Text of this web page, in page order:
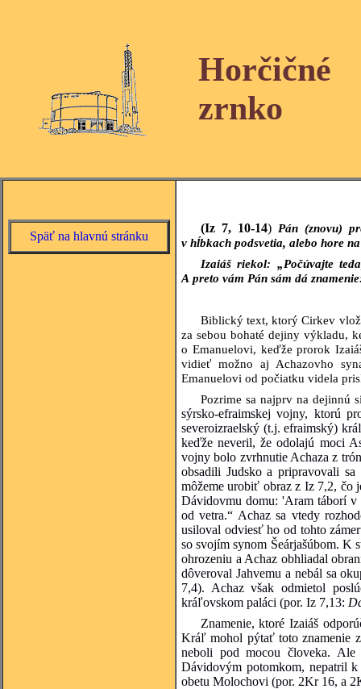
Horčičné
zrnko
Späť na hlavnú stránku
(Iz 7, 10-14) Pán (znovu)
v hĺbkach podsvetia, alebo hore
Izaiáš riekol: „Počúvajte
A preto vám Pán sám dá
Biblický text, ktorý Cirkev
za sebou bohaté dejiny výkladu,
o Emanuelovi, keďže prorok
vidieť možno aj Achazovho
Emanuelovi od počiatku videla
Pozrime sa najprv na dejinnú
sýrsko-efraimskej vojny, ktorú
severoizraelský (t.j. efraimský)
keďže neveril, že odolajú moci
vojny bolo zvrhnutie Achaza z
obsadili Judsko a pripravovali
môžeme urobiť obraz z Iz 7,2, čo
Dávidovmu domu: 'Aram táborí v
od vetra.“ Achaz sa vtedy
usiloval odviesť ho od tohto
so svojím synom Šeárjašúbom. K
ohrozeniu a Achaz obhliadal
dôveroval Jahvemu a nebál sa
7,4). Achaz však odmietol
kráľovskom paláci (por. Iz 7,13:
Znamenie, ktoré Izaiáš
Kráľ mohol pýtať toto znamenie
neboli pod mocou človeka.
Dávidovým potomkom, nepatril
obetu Molochovi (por. 2Kr 16, a